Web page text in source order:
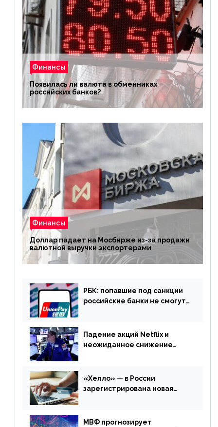
Финансы
Появилась ли валюта в обменниках
российских банков?
Финансы
Доллар падает на Мосбирже из-за продажи
валютной выручки экспортерами
РБК: попавшие под санкции
российские банки не смогут
Падение акций Netflix и
неожиданное снижение
апреля
«Хелло» — в России
зарегистрирована новая
МВФ прогнозирует